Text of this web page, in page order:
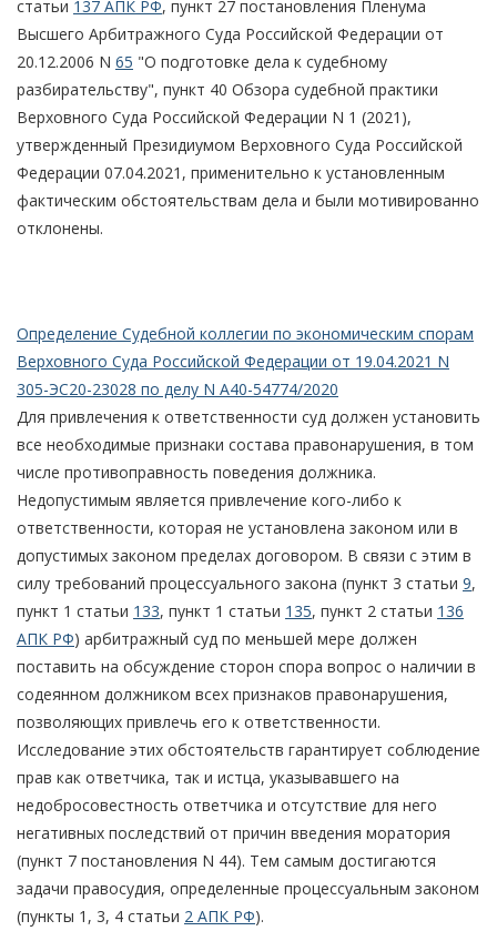
статьи 137 АПК РФ, пункт 27 постановления Пленума
Высшего Арбитражного Суда Российской Федерации от
20.12.2006 N 65 "О подготовке дела к судебному
разбирательству", пункт 40 Обзора судебной практики
Верховного Суда Российской Федерации N 1 (2021),
утвержденный Президиумом Верховного Суда Российской
Федерации 07.04.2021, применительно к установленным
фактическим обстоятельствам дела и были мотивированно
отклонены.
Определение Судебной коллегии по экономическим спорам
Верховного Суда Российской Федерации от 19.04.2021 N
305-ЭС20-23028 по делу N А40-54774/2020
Для привлечения к ответственности суд должен установить
все необходимые признаки состава правонарушения, в том
числе противоправность поведения должника.
Недопустимым является привлечение кого-либо к
ответственности, которая не установлена законом или в
допустимых законом пределах договором. В связи с этим в
силу требований процессуального закона (пункт 3 статьи 9,
пункт 1 статьи 133, пункт 1 статьи 135, пункт 2 статьи 136
АПК РФ) арбитражный суд по меньшей мере должен
поставить на обсуждение сторон спора вопрос о наличии в
содеянном должником всех признаков правонарушения,
позволяющих привлечь его к ответственности.
Исследование этих обстоятельств гарантирует соблюдение
прав как ответчика, так и истца, указывавшего на
недобросовестность ответчика и отсутствие для него
негативных последствий от причин введения моратория
(пункт 7 постановления N 44). Тем самым достигаются
задачи правосудия, определенные процессуальным законом
(пункты 1, 3, 4 статьи 2 АПК РФ).